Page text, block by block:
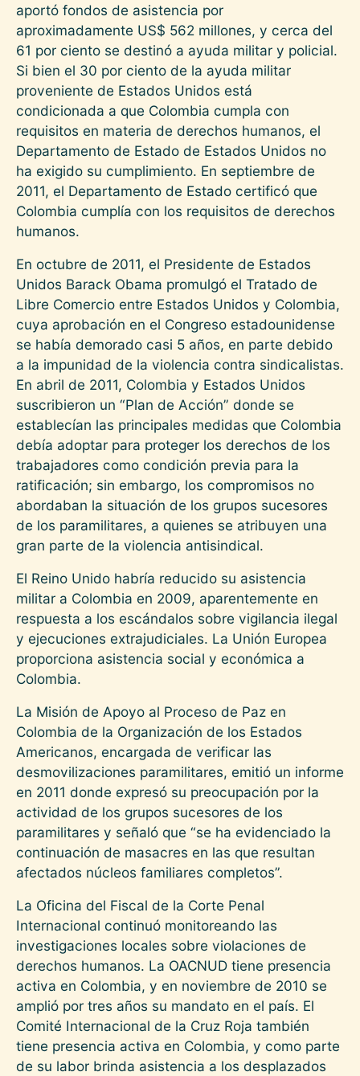
aportó fondos de asistencia por
aproximadamente US$ 562 millones, y cerca del
61 por ciento se destinó a ayuda militar y policial.
Si bien el 30 por ciento de la ayuda militar
proveniente de Estados Unidos está
condicionada a que Colombia cumpla con
requisitos en materia de derechos humanos, el
Departamento de Estado de Estados Unidos no
ha exigido su cumplimiento. En septiembre de
2011, el Departamento de Estado certificó que
Colombia cumplía con los requisitos de derechos
humanos.
En octubre de 2011, el Presidente de Estados
Unidos Barack Obama promulgó el Tratado de
Libre Comercio entre Estados Unidos y Colombia,
cuya aprobación en el Congreso estadounidense
se había demorado casi 5 años, en parte debido
a la impunidad de la violencia contra sindicalistas.
En abril de 2011, Colombia y Estados Unidos
suscribieron un “Plan de Acción” donde se
establecían las principales medidas que Colombia
debía adoptar para proteger los derechos de los
trabajadores como condición previa para la
ratificación; sin embargo, los compromisos no
abordaban la situación de los grupos sucesores
de los paramilitares, a quienes se atribuyen una
gran parte de la violencia antisindical.
El Reino Unido habría reducido su asistencia
militar a Colombia en 2009, aparentemente en
respuesta a los escándalos sobre vigilancia ilegal
y ejecuciones extrajudiciales. La Unión Europea
proporciona asistencia social y económica a
Colombia.
La Misión de Apoyo al Proceso de Paz en
Colombia de la Organización de los Estados
Americanos, encargada de verificar las
desmovilizaciones paramilitares, emitió un informe
en 2011 donde expresó su preocupación por la
actividad de los grupos sucesores de los
paramilitares y señaló que “se ha evidenciado la
continuación de masacres en las que resultan
afectados núcleos familiares completos”.
La Oficina del Fiscal de la Corte Penal
Internacional continuó monitoreando las
investigaciones locales sobre violaciones de
derechos humanos. La OACNUD tiene presencia
activa en Colombia, y en noviembre de 2010 se
amplió por tres años su mandato en el país. El
Comité Internacional de la Cruz Roja también
tiene presencia activa en Colombia, y como parte
de su labor brinda asistencia a los desplazados